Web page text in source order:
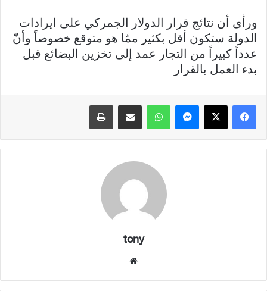
ورأى أن نتائج قرار الدولار الجمركي على ايرادات
الدولة ستكون أقل بكثير ممّا هو متوقع خصوصاً وأنّ
عدداً كبيراً من التجار عمد إلى تخزين البضائع قبل
بدء العمل بالقرار
فيسبوك X ماسنجر واتساب مشاركة عبر البريد طباعة
tony